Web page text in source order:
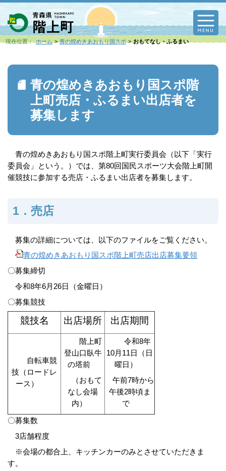
現在位置： ホーム 青の煌めきあおもり国スポ おもてなし・ふるまい
青の煌めきあおもり国スポ階
上町売店・ふるまい出店者を
募集します
青の煌めきあおもり国スポ階上町実行委員会（以下「実行
委員会」という。）では、第80回国民スポーツ大会階上町開
催競技に参加する売店・ふるまい出店者を募集します。
1．売店
募集の詳細については、以下のファイルをご覧ください。
青の煌めきあおもり国スポ階上町売店出店募集要領
〇募集締切
令和8年6月26日（金曜日）
〇募集競技
競技名 出店場所 出店期間
自転車競
技（ロードレ
ース）
階上町
登山口臥牛
の塔前
（おもて
なし会場
内）
令和8年
10月11日（日
曜日）
午前7時から
午後2時頃ま
で
〇募集数
3店舗程度
※会場の都合上、キッチンカーのみとさせていただきま
す。